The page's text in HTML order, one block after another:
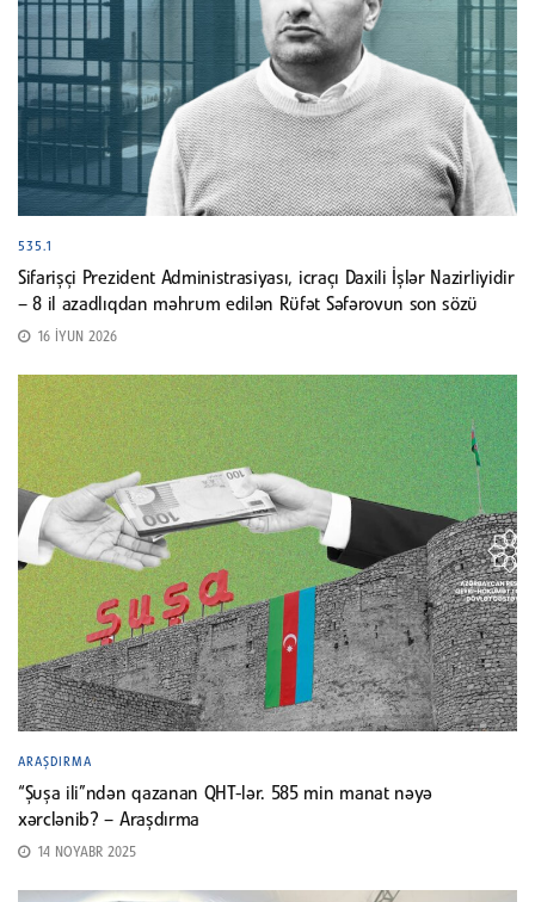
535.1
Sifarişçi Prezident Administrasiyası, icraçı Daxili İşlər Nazirliyidir
– 8 il azadlıqdan məhrum edilən Rüfət Səfərovun son sözü
16 İYUN 2026
ARAŞDIRMA
“Şuşa ili”ndən qazanan QHT-lər. 585 min manat nəyə
xərclənib? – Araşdırma
14 NOYABR 2025